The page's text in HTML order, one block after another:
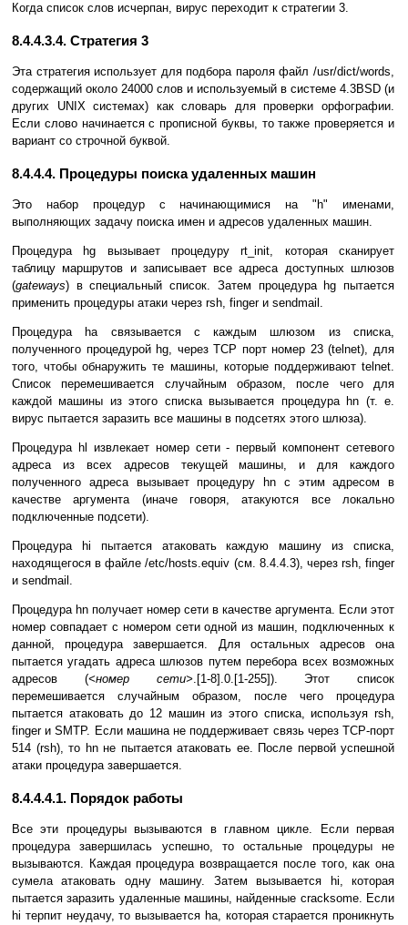
Когда список слов исчерпан, вирус переходит к стратегии 3.
8.4.4.3.4. Стратегия 3
Эта стратегия использует для подбора пароля файл /usr/dict/words,
содержащий около 24000 слов и используемый в системе 4.3BSD (и
других UNIX системах) как словарь для проверки орфографии.
Если слово начинается с прописной буквы, то также проверяется и
вариант со строчной буквой.
8.4.4.4. Процедуры поиска удаленных машин
Это набор процедур с начинающимися на "h" именами,
выполняющих задачу поиска имен и адресов удаленных машин.
Процедура hg вызывает процедуру rt_init, которая сканирует
таблицу маршрутов и записывает все адреса доступных шлюзов
(gateways) в специальный список. Затем процедура hg пытается
применить процедуры атаки через rsh, finger и sendmail.
Процедура ha связывается с каждым шлюзом из списка,
полученного процедурой hg, через TCP порт номер 23 (telnet), для
того, чтобы обнаружить те машины, которые поддерживают telnet.
Список перемешивается случайным образом, после чего для
каждой машины из этого списка вызывается процедура hn (т. е.
вирус пытается заразить все машины в подсетях этого шлюза).
Процедура hl извлекает номер сети - первый компонент сетевого
адреса из всех адресов текущей машины, и для каждого
полученного адреса вызывает процедуру hn с этим адресом в
качестве аргумента (иначе говоря, атакуются все локально
подключенные подсети).
Процедура hi пытается атаковать каждую машину из списка,
находящегося в файле /etc/hosts.equiv (см. 8.4.4.3), через rsh, finger
и sendmail.
Процедура hn получает номер сети в качестве аргумента. Если этот
номер совпадает с номером сети одной из машин, подключенных к
данной, процедура завершается. Для остальных адресов она
пытается угадать адреса шлюзов путем перебора всех возможных
адресов (<номер сети>.[1-8].0.[1-255]). Этот список
перемешивается случайным образом, после чего процедура
пытается атаковать до 12 машин из этого списка, используя rsh,
finger и SMTP. Если машина не поддерживает связь через TCP-порт
514 (rsh), то hn не пытается атаковать ее. После первой успешной
атаки процедура завершается.
8.4.4.4.1. Порядок работы
Все эти процедуры вызываются в главном цикле. Если первая
процедура завершилась успешно, то остальные процедуры не
вызываются. Каждая процедура возвращается после того, как она
сумела атаковать одну машину. Затем вызывается hi, которая
пытается заразить удаленные машины, найденные cracksome. Если
hi терпит неудачу, то вызывается ha, которая старается проникнуть